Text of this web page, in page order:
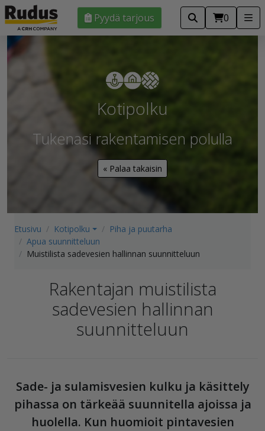
Pyydä tarjous 0
Kotipolku
Tukenasi rakentamisen polulla
« Palaa takaisin
Etusivu Kotipolku
Piha ja puutarha
Apua suunnitteluun
Muistilista sadevesien hallinnan suunnitteluun
Rakentajan muistilista
sadevesien hallinnan
suunnitteluun
Sade- ja sulamisvesien kulku ja käsittely
pihassa on tärkeää suunnitella ajoissa ja
huolella. Kun huomioit pintavesien